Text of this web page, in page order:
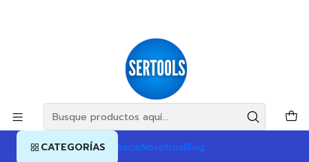
CATEGORÍAS InicioNosotrosBlog